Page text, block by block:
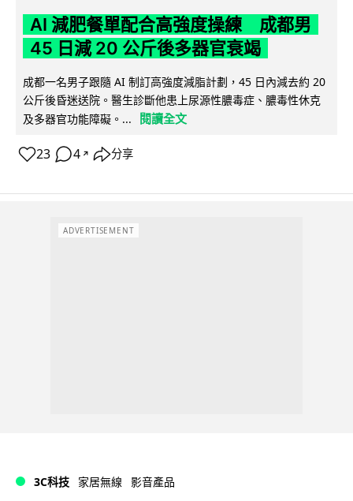
AI 減肥餐單配合高強度操練 成都男
45 日減 20 公斤後多器官衰竭
成都一名男子跟隨 AI 制訂高強度減脂計劃，45 日內減去約 20
公斤後昏迷送院。醫生診斷他患上尿源性膿毒症、膿毒性休克
及多器官功能障礙。...
閱讀全文
23 4 ↗ 分享
ADVERTISEMENT
3C科技 家居無線 影音產品